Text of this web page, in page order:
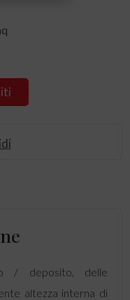
/ deposito, delle
altezza interna di